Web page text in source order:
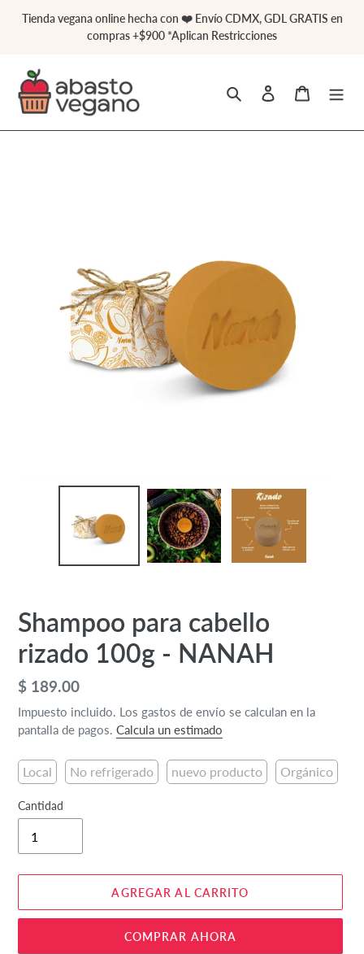
directamente
contenido
Tienda vegana online hecha con ❤️ Envío CDMX, GDL GRATIS en
compras +$900 *Aplican Restricciones
Buscar Ingresar Carrito
Shampoo para cabello
rizado 100g - NANAH
Precio
habitual
$ 189.00
Impuesto incluido. Los gastos de envío se calculan en la
pantalla de pagos. Calcula un estimado
Local No refrigerado nuevo producto Orgánico
Cantidad
AGREGAR AL CARRITO
COMPRAR AHORA